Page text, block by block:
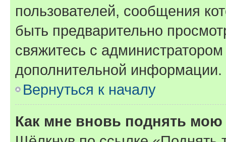
пользователей, сообщения
быть предварительно
свяжитесь с
дополнительной информации.
Вернуться к началу
Как мне вновь поднять мою